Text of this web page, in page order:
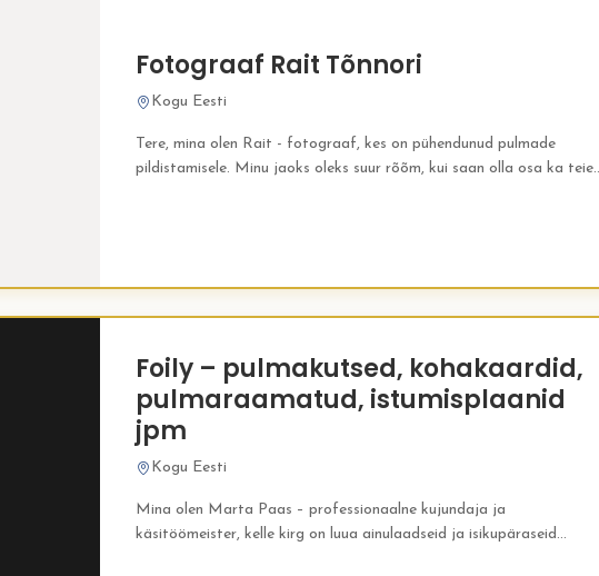
Fotograaf Rait Tõnnori
Kogu Eesti
Tere, mina olen Rait - fotograaf, kes on pühendunud pulmade
pildistamisele. Minu jaoks oleks suur rõõm, kui saan olla osa ka teie
Foily – pulmakutsed, kohakaardid,
pulmaraamatud, istumisplaanid
jpm
Kogu Eesti
Mina olen Marta Paas – professionaalne kujundaja ja
käsitöömeister, kelle kirg on luua ainulaadseid ja isikupäraseid